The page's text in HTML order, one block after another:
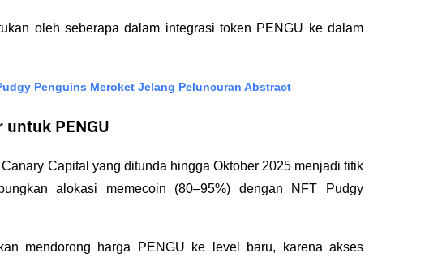
oleh seberapa dalam integrasi token PENGU ke dalam
Penguins Meroket Jelang Peluncuran Abstract
untuk PENGU
Capital yang ditunda hingga Oktober 2025 menjadi titik
alokasi memecoin (80–95%) dengan NFT Pudgy
mendorong harga PENGU ke level baru, karena akses